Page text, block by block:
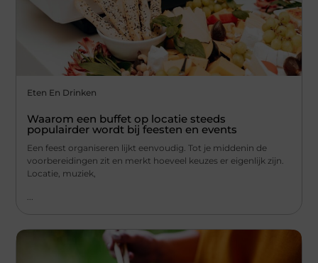
Eten En Drinken
Waarom een buffet op locatie steeds
populairder wordt bij feesten en events
Een feest organiseren lijkt eenvoudig. Tot je middenin de
voorbereidingen zit en merkt hoeveel keuzes er eigenlijk zijn.
Locatie, muziek,